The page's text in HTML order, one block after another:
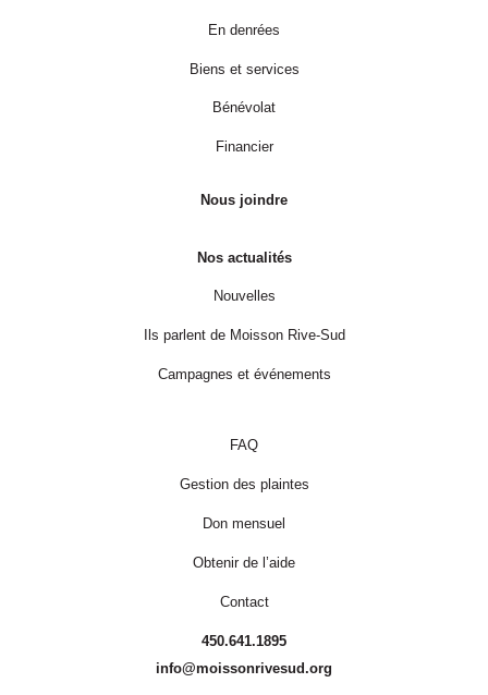
En denrées
Biens et services
Bénévolat
Financier
Nous joindre
Nos actualités
Nouvelles
Ils parlent de Moisson Rive-Sud
Campagnes et événements
FAQ
Gestion des plaintes
Don mensuel
Obtenir de l’aide
Contact
450.641.1895
info@moissonrivesud.org